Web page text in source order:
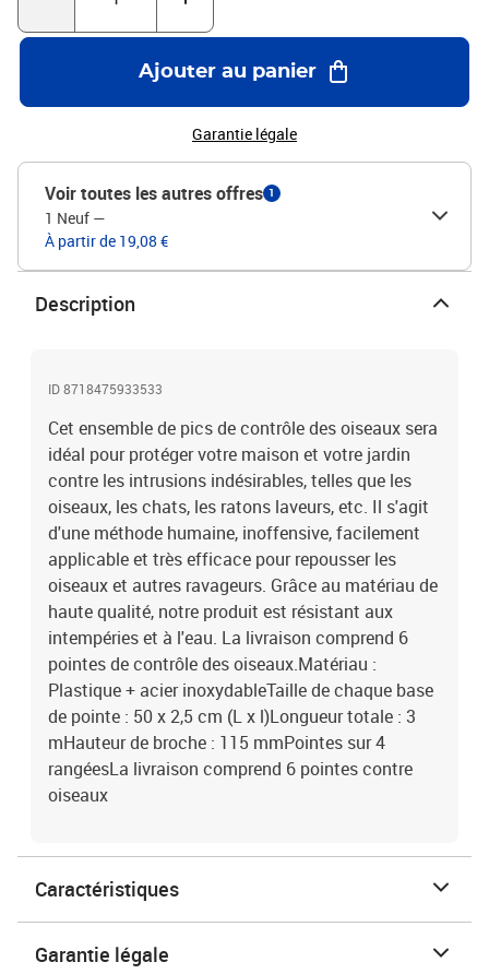
Ajouter au panier
Garantie légale
Voir toutes les autres offres 1
1 Neuf —
À partir de 19,08 €
Description
ID 8718475933533
Cet ensemble de pics de contrôle des oiseaux sera
idéal pour protéger votre maison et votre jardin
contre les intrusions indésirables, telles que les
oiseaux, les chats, les ratons laveurs, etc. Il s'agit
d'une méthode humaine, inoffensive, facilement
applicable et très efficace pour repousser les
oiseaux et autres ravageurs. Grâce au matériau de
haute qualité, notre produit est résistant aux
intempéries et à l'eau. La livraison comprend 6
pointes de contrôle des oiseaux.Matériau :
Plastique + acier inoxydableTaille de chaque base
de pointe : 50 x 2,5 cm (L x l)Longueur totale : 3
mHauteur de broche : 115 mmPointes sur 4
rangéesLa livraison comprend 6 pointes contre
oiseaux
Caractéristiques
Garantie légale